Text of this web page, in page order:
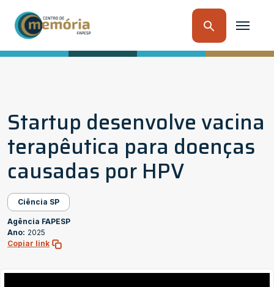
Startup desenvolve vacina
terapêutica para doenças
causadas por HPV
Ciência SP
Agência FAPESP
Ano: 2025
Copiar link